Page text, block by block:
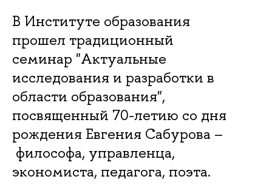
В Институте образования
прошел традиционный
семинар "Актуальные
исследования и разработки в
области образования",
посвященный 70-летию со дня
рождения Евгения Сабурова –
философа, управленца,
экономиста, педагога, поэта.